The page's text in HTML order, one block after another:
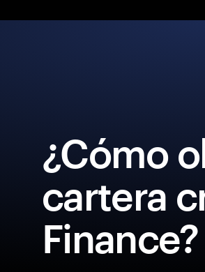
¿Cómo
cartera
Finance?